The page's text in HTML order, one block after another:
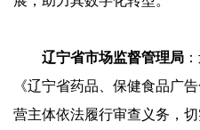
辽宁省市场监督管理局
《辽宁省药品、保健食品广
营主体依法履行审查义务，